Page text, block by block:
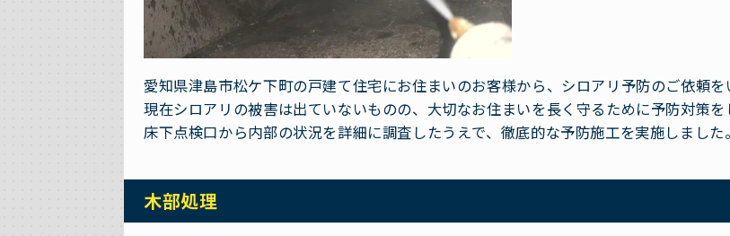
愛知県津島市松ケ下町の戸建て住宅にお住まいのお客様から、シロアリ予防のご依頼を
現在シロアリの被害は出ていないものの、大切なお住まいを長く守るために予防対策を
床下点検口から内部の状況を詳細に調査したうえで、徹底的な予防施工を実施しました。
木部処理